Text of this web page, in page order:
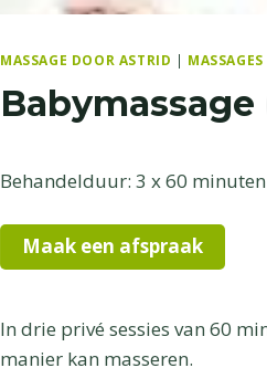
MASSAGE DOOR ASTRID | MASSAGES
Babymassage
Behandelduur: 3 x 60
Maak een afspraak
In drie privé sessies van 60
manier kan masseren.